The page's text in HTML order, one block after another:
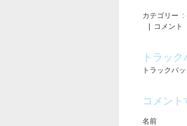
カテゴリー :
| コメント
トラッ
トラックバ
コメント
名前